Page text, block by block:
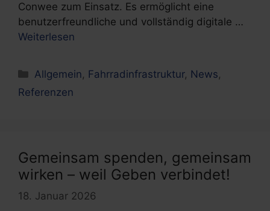
Conwee zum Einsatz. Es ermöglicht eine
benutzerfreundliche und vollständig digitale …
Weiterlesen
Kategorien
Allgemein, Fahrradinfrastruktur, News,
Referenzen
Gemeinsam spenden, gemeinsam
wirken – weil Geben verbindet!
18. Januar 2026